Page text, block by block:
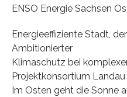
ENSO Energie Sachsen
Energieeffiziente Stadt,
Ambitionierter
Klimaschutz bei
Projektkonsortium
Im Osten geht die Sonne